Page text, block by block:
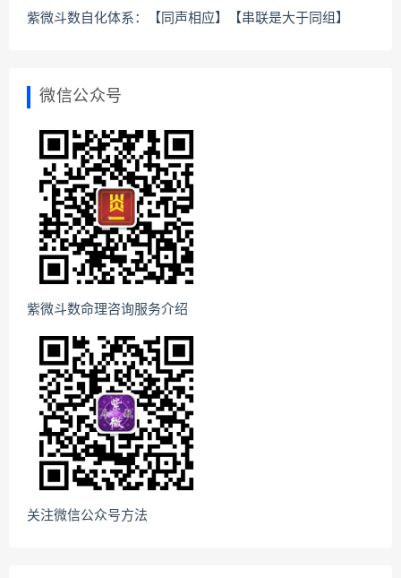
紫微斗数自化体系：【同声相应】【串联是大于同组】
微信公众号
紫微斗数命理咨询服务介绍
关注微信公众号方法